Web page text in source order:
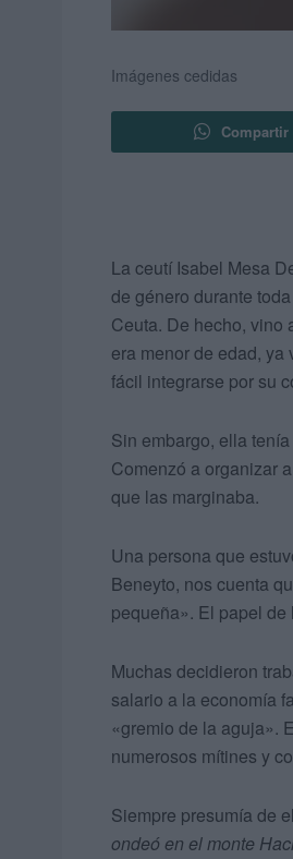
Imágenes cedidas
Compartir
La ceutí Isabel Mesa
de género durante
Ceuta. De hecho, vino
era menor de edad,
fácil integrarse por su
Sin embargo, ella
Comenzó a organizar
que las marginaba.
Una persona que
Beneyto, nos cuenta
pequeña». El papel
Muchas decidieron
salario a la economía
«gremio de la aguja».
numerosos mítines y
Siempre presumía de
ondeó en el monte